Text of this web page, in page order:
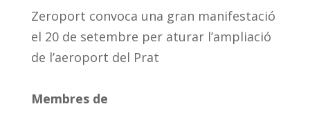
Zeroport convoca una gran manifestació
el 20 de setembre per aturar l’ampliació
de l’aeroport del Prat
Membres de